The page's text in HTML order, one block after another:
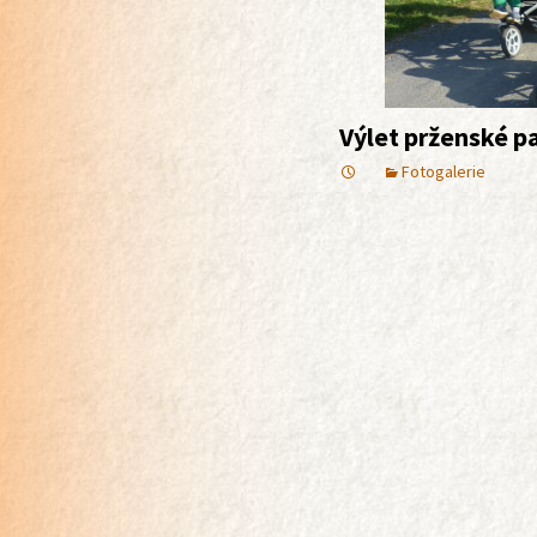
Výlet prženské
Fotogalerie